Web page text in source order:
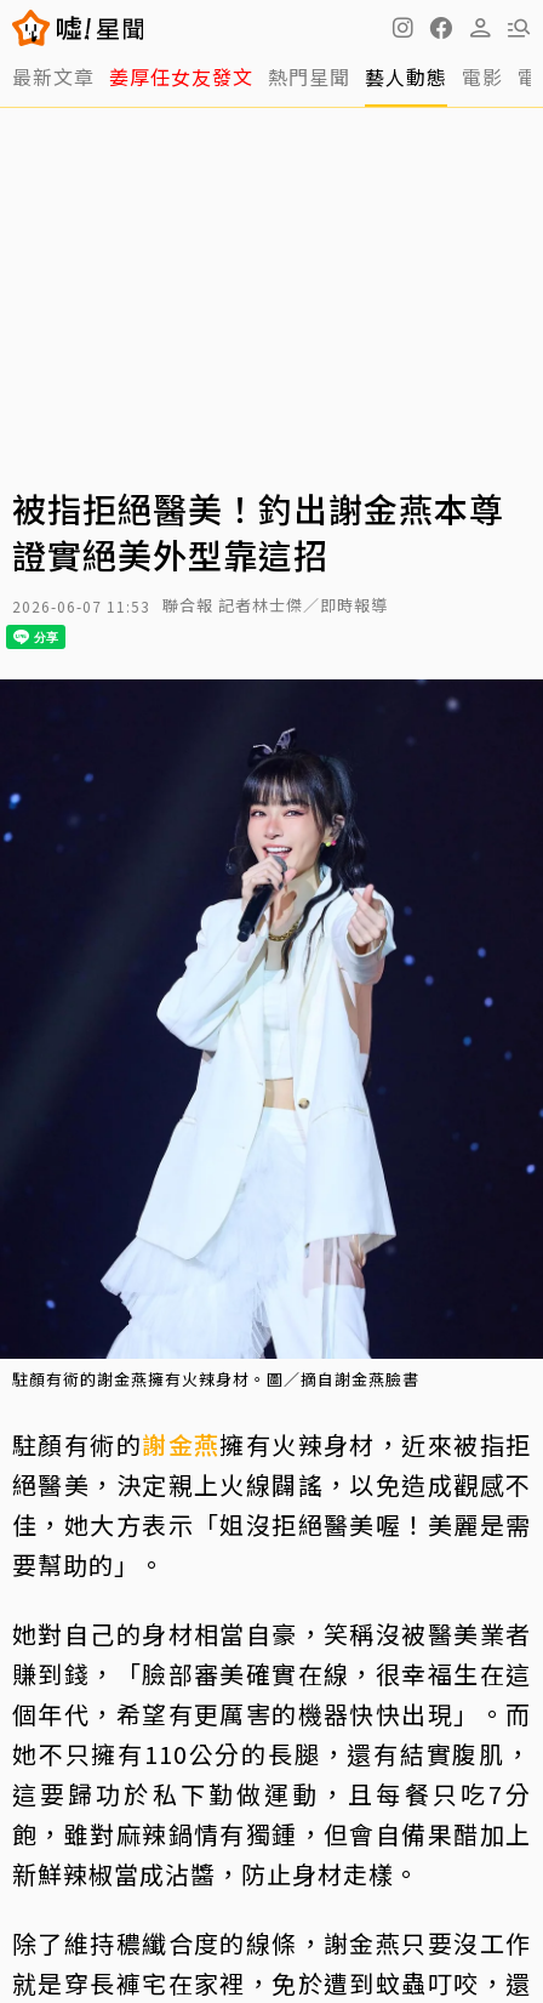
最新文章 姜厚任女友發文 熱門星聞 藝人動態 電影
被指拒絕醫美！釣出謝金燕本尊
證實絕美外型靠這招
2026-06-07 11:53 聯合報 記者林士傑／即時報導
駐顏有術的謝金燕擁有火辣身材。圖／摘自謝金燕臉書
駐顏有術的謝金燕擁有火辣身材，近來被指拒
絕醫美，決定親上火線闢謠，以免造成觀感不
佳，她大方表示「姐沒拒絕醫美喔！美麗是需
要幫助的」。
她對自己的身材相當自豪，笑稱沒被醫美業者
賺到錢，「臉部審美確實在線，很幸福生在這
個年代，希望有更厲害的機器快快出現」。而
她不只擁有110公分的長腿，還有結實腹肌，
這要歸功於私下勤做運動，且每餐只吃7分
飽，雖對麻辣鍋情有獨鍾，但會自備果醋加上
新鮮辣椒當成沾醬，防止身材走樣。
除了維持穠纖合度的線條，謝金燕只要沒工作
就是穿長褲宅在家裡，免於遭到蚊蟲叮咬，還